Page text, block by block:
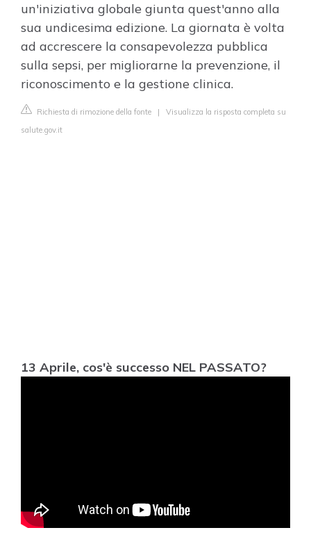
un'iniziativa globale giunta quest'anno alla
sua undicesima edizione. La giornata è volta
ad accrescere la consapevolezza pubblica
sulla sepsi, per migliorarne la prevenzione, il
riconoscimento e la gestione clinica.
Richiesta di rimozione della fonte | Visualizza la risposta completa su
salute.gov.it
13 Aprile, cos'è successo NEL PASSATO?